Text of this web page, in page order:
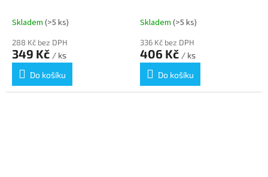
Skladem (>5 ks)
288 Kč bez DPH
349 Kč / ks
Do košíku
Skladem (>5 ks)
336 Kč bez DPH
406 Kč / ks
Do košíku